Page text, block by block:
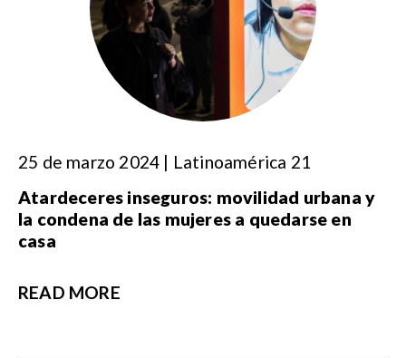
25 de marzo 2024 | Latinoamérica 21
Atardeceres inseguros: movilidad urbana y
la condena de las mujeres a quedarse en
casa
READ MORE